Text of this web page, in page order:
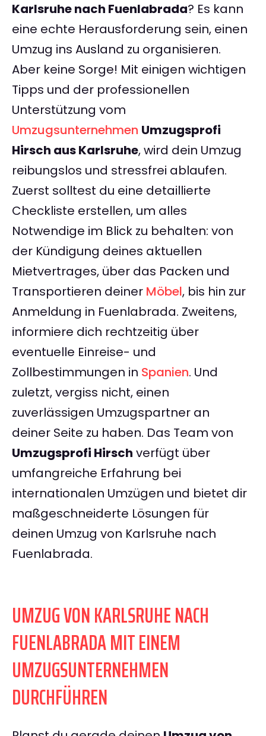
Karlsruhe nach Fuenlabrada? Es kann
eine echte Herausforderung sein, einen
Umzug ins Ausland zu organisieren.
Aber keine Sorge! Mit einigen wichtigen
Tipps und der professionellen
Unterstützung vom
Umzugsunternehmen Umzugsprofi
Hirsch aus Karlsruhe, wird dein Umzug
reibungslos und stressfrei ablaufen.
Zuerst solltest du eine detaillierte
Checkliste erstellen, um alles
Notwendige im Blick zu behalten: von
der Kündigung deines aktuellen
Mietvertrages, über das Packen und
Transportieren deiner Möbel, bis hin zur
Anmeldung in Fuenlabrada. Zweitens,
informiere dich rechtzeitig über
eventuelle Einreise- und
Zollbestimmungen in Spanien. Und
zuletzt, vergiss nicht, einen
zuverlässigen Umzugspartner an
deiner Seite zu haben. Das Team von
Umzugsprofi Hirsch verfügt über
umfangreiche Erfahrung bei
internationalen Umzügen und bietet dir
maßgeschneiderte Lösungen für
deinen Umzug von Karlsruhe nach
Fuenlabrada.
UMZUG VON KARLSRUHE NACH
FUENLABRADA MIT EINEM
UMZUGSUNTERNEHMEN
DURCHFÜHREN